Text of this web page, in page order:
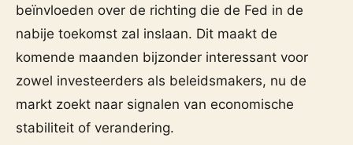
beïnvloeden over de richting die de Fed in de
nabije toekomst zal inslaan. Dit maakt de
komende maanden bijzonder interessant voor
zowel investeerders als beleidsmakers, nu de
markt zoekt naar signalen van economische
stabiliteit of verandering.